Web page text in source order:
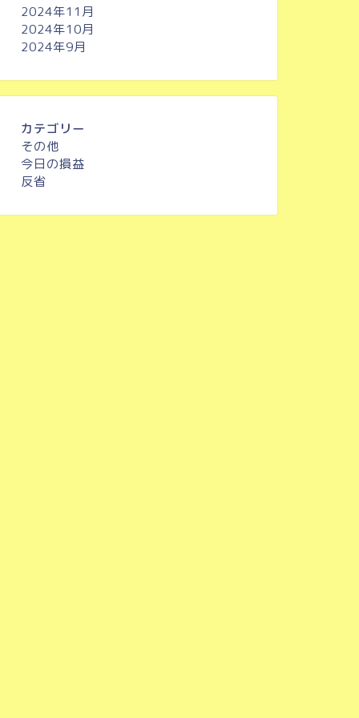
2024年11月
2024年10月
2024年9月
カテゴリー
その他
今日の損益
反省